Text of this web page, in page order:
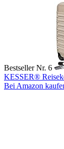
Bestseller Nr. 6
KESSER®
Bei Amazon